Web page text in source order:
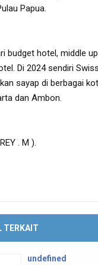
Papua.
budget hotel, middle
Di 2024 sendiri
sayap di berbagai
dan Ambon.
. M ).
TERKAIT
undefined